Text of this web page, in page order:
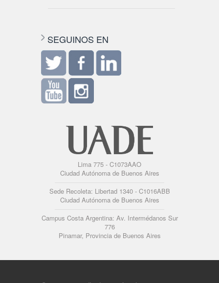
SEGUINOS EN
Lima 775 - C1073AAO
Ciudad Autónoma de Buenos Aires
Sede Recoleta: Libertad 1340 - C1016ABB
Ciudad Autónoma de Buenos Aires
Campus Costa Argentina: Av. Intermédanos Sur
776
Pinamar, Provincia de Buenos Aires